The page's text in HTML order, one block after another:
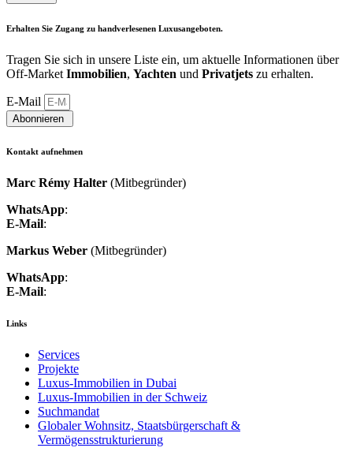
Erhalten Sie Zugang zu handverlesenen Luxusangeboten.
Tragen Sie sich in unsere Liste ein, um aktuelle Informationen über
Off-Market Immobilien, Yachten und Privatjets zu erhalten.
E-Mail
Abonnieren ︎
Kontakt aufnehmen
Marc Rémy Halter (Mitbegründer)
WhatsApp:
E-Mail:
Markus Weber (Mitbegründer)
WhatsApp:
E-Mail:
Links
Services
Projekte
Luxus-Immobilien in Dubai
Luxus-Immobilien in der Schweiz
Suchmandat
Globaler Wohnsitz, Staatsbürgerschaft &
Vermögensstrukturierung